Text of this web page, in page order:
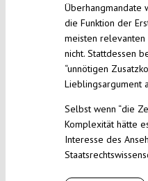
Überhangmandate
die Funktion der
meisten relevanten
nicht. Stattdessen
“unnötigen
Lieblingsargument
Selbst wenn “die
Komplexität hätte
Interesse des